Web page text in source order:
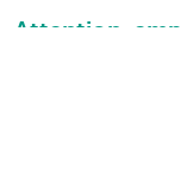
Attention,